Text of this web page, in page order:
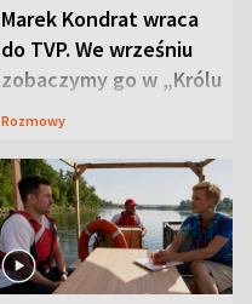
Marek Kondrat wraca
do TVP. We wrześniu
zobaczymy go w „Królu
Maciusiu I”
Rozmowy